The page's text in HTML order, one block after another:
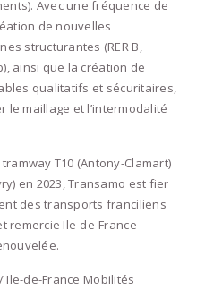
Avec une fréquence de
de nouvelles
structurantes (RER B,
ainsi que la création de
qualitatifs et sécuritaires,
maillage et l’intermodalité
T10 (Antony-Clamart)
en 2023, Transamo est fier
des transports franciliens
remercie Ile-de-France
Ile-de-France Mobilités